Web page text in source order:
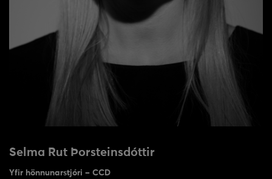
Selma Rut Þorsteinsdóttir
Yfir hönnunarstjóri – CCD